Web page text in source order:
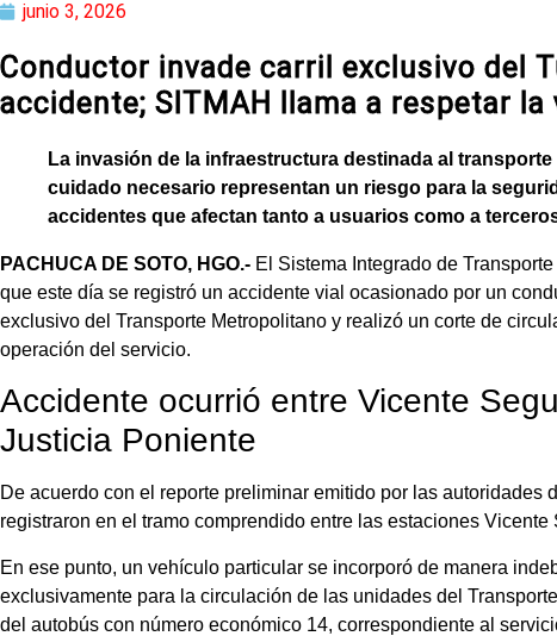
junio 3, 2026
Conductor invade carril exclusivo del
accidente; SITMAH llama a respetar
La invasión de la infraestructura destinada al
cuidado necesario representan un riesgo para la
accidentes que afectan tanto a usuarios como a
PACHUCA DE SOTO, HGO.- El Sistema Integrado de
que este día se registró un accidente vial ocasionado por un
exclusivo del Transporte Metropolitano y realizó un corte de
operación del servicio.
Accidente ocurrió entre Vicente
Justicia Poniente
De acuerdo con el reporte preliminar emitido por las autoridades
registraron en el tramo comprendido entre las estaciones
En ese punto, un vehículo particular se incorporó de manera
exclusivamente para la circulación de las unidades del
del autobús con número económico 14, correspondiente al